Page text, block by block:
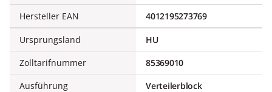
Hersteller EAN
4012195273769
Ursprungsland
HU
Zolltarifnummer
85369010
Ausführung
Verteilerblock